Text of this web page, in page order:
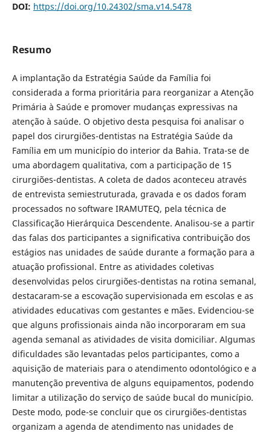
DOI: https://doi.org/10.24302/sma.v14.5478
Resumo
A implantação da Estratégia Saúde da Família foi
considerada a forma prioritária para reorganizar a Atenção
Primária à Saúde e promover mudanças expressivas na
atenção à saúde. O objetivo desta pesquisa foi analisar o
papel dos cirurgiões-dentistas na Estratégia Saúde da
Família em um município do interior da Bahia. Trata-se de
uma abordagem qualitativa, com a participação de 15
cirurgiões-dentistas. A coleta de dados aconteceu através
de entrevista semiestruturada, gravada e os dados foram
processados no software IRAMUTEQ, pela técnica de
Classificação Hierárquica Descendente. Analisou-se a partir
das falas dos participantes a significativa contribuição dos
estágios nas unidades de saúde durante a formação para a
atuação profissional. Entre as atividades coletivas
desenvolvidas pelos cirurgiões-dentistas na rotina semanal,
destacaram-se a escovação supervisionada em escolas e as
atividades educativas com gestantes e mães. Evidenciou-se
que alguns profissionais ainda não incorporaram em sua
agenda semanal as atividades de visita domiciliar. Algumas
dificuldades são levantadas pelos participantes, como a
aquisição de materiais para o atendimento odontológico e a
manutenção preventiva de alguns equipamentos, podendo
limitar a utilização do serviço de saúde bucal do município.
Deste modo, pode-se concluir que os cirurgiões-dentistas
organizam a agenda de atendimento nas unidades de